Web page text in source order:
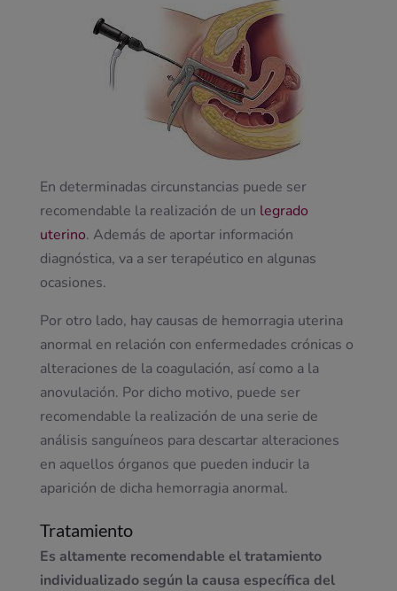
En determinadas circunstancias puede ser
recomendable la realización de un legrado
uterino. Además de aportar información
diagnóstica, va a ser terapéutico en algunas
ocasiones.
Por otro lado, hay causas de hemorragia uterina
anormal en relación con enfermedades crónicas o
alteraciones de la coagulación, así como a la
anovulación. Por dicho motivo, puede ser
recomendable la realización de una serie de
análisis sanguíneos para descartar alteraciones
en aquellos órganos que pueden inducir la
aparición de dicha hemorragia anormal.
Tratamiento
Es altamente recomendable el tratamiento
individualizado según la causa específica del